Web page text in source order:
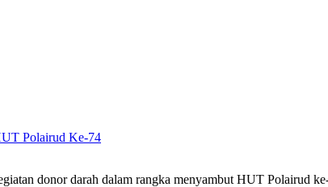
Polairud Ke-74
donor darah dalam rangka menyambut HUT Polairud